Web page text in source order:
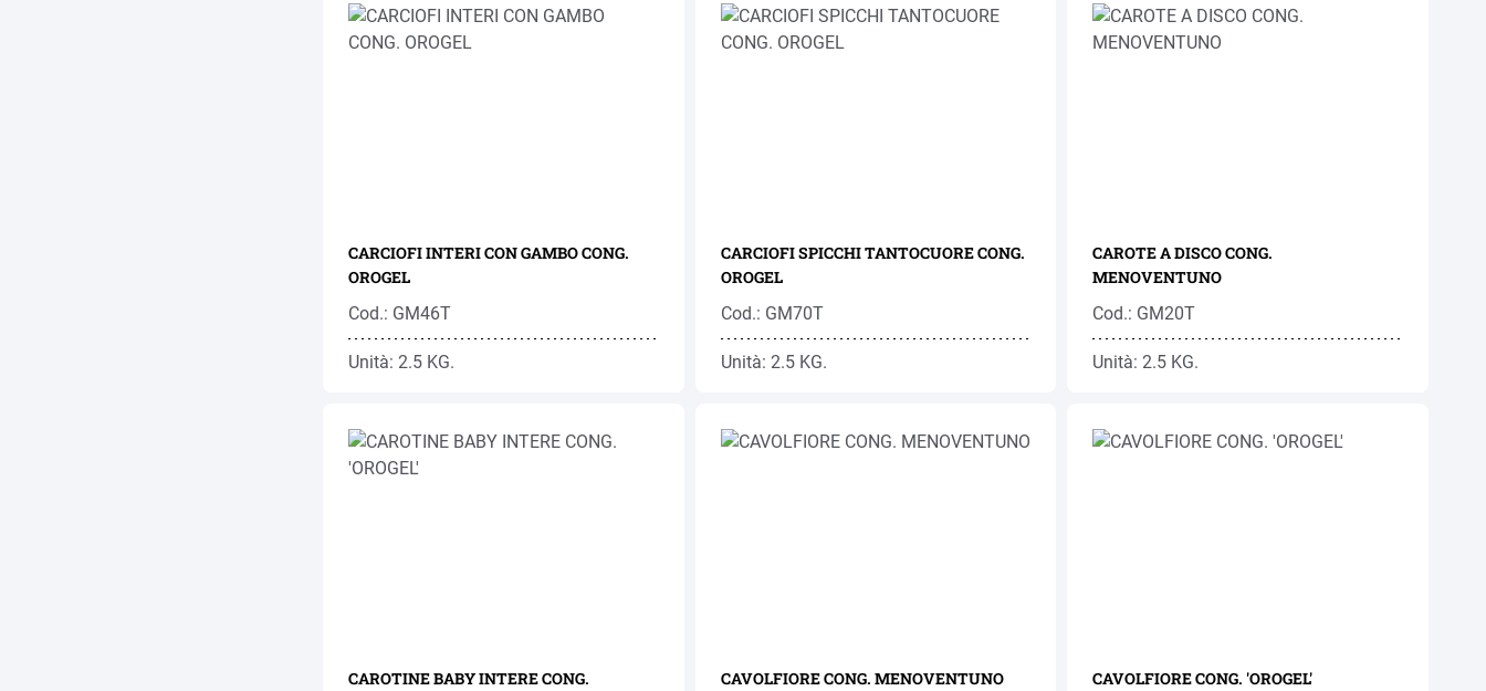
CARCIOFI INTERI CON GAMBO CONG.
OROGEL
Cod.: GM46T
Unità: 2.5 KG.
CARCIOFI SPICCHI TANTOCUORE CONG.
OROGEL
Cod.: GM70T
Unità: 2.5 KG.
CAROTE A DISCO CONG.
MENOVENTUNO
Cod.: GM20T
Unità: 2.5 KG.
CAROTINE BABY INTERE CONG.
CAVOLFIORE CONG. MENOVENTUNO CAVOLFIORE CONG. 'OROGEL'